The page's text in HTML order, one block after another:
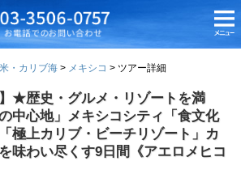
・カリブ海 メキシコ ツアー詳細
】★歴史・グルメ・リゾートを満
中心地」メキシコシティ「食文化
極上カリブ・ビーチリゾート」カ
味わい尽くす9日間《アエロメヒコ